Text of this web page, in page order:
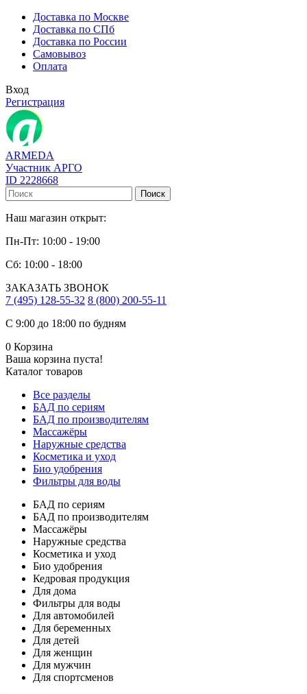
Доставка по Москве
Доставка по СПб
Доставка по России
Самовывоз
Оплата
Вход
Регистрация
ARMEDA
Участник АРГО
ID 2228668
Поиск
Наш магазин открыт:
Пн-Пт: 10:00 - 19:00
Сб: 10:00 - 18:00
ЗАКАЗАТЬ ЗВОНОК
7 (495) 128-55-32 8 (800) 200-55-11
С 9:00 до 18:00 по будням
0 Корзина
Ваша корзина пуста!
Каталог товаров
Все разделы
БАД по сериям
БАД по производителям
Массажёры
Наружные средства
Косметика и уход
Био удобрения
Фильтры для воды
БАД по сериям
БАД по производителям
Массажёры
Наружные средства
Косметика и уход
Био удобрения
Кедровая продукция
Для дома
Фильтры для воды
Для автомобилей
Для беременных
Для детей
Для женщин
Для мужчин
Для спортсменов